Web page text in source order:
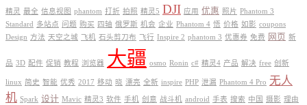
精灵 最全 信息视图 phantom 打折 拍照 精灵5 DJI 应用 优惠 照片 Phantom 3
Standard
多站点 问题 购买 四轴 俄罗斯 机会 企业 Phantom 4 悟 价格 如影 coupons
Design 方法 天空之城 飞机 石头剪刀布 飞行 Inspire 2 phantom 3 优惠券 免费 网页 新
品 3D 配件 促销 教程 浏览器 大疆 osmo Ronin c# 精灵4 产品 解决 free 创新
linux 简史 智能 优秀 2017 移动 晓 漂亮 全新 inspire PHP 泄漏 Phantom 4 Pro 无人
机 Spark 设计 Mavic 精灵3 软件 手机 创意 战斗机 android 手表 搜索 中国 摄影 理由